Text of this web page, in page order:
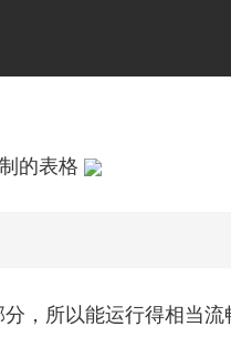
的表格
，所以能运行得相当流